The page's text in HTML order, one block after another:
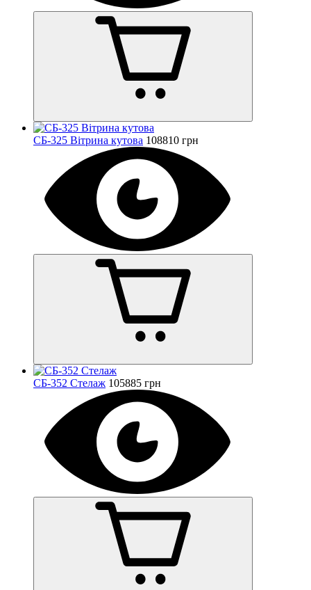
СБ-325 Вітрина кутова 108810 грн
СБ-352 Стелаж 105885 грн